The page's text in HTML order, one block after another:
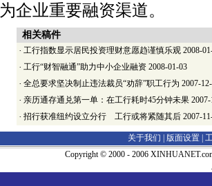
为企业重要融资渠道。
相关稿件
· 工行指数显示居民投资理财意愿趋谨慎乐观 2008-
· 工行“财智融通”助力中小企业融资 2008-01-03
· 全总要求坚决制止违法裁员“劝辞”职工行为 2007-
· 亲历通存通兑第一单：在工行耗时45分钟未果
· 招行获准纽约设立分行 工行或将紧随其后 2007-
关于我们 | 版面设置
Copyright © 2000 - 2006